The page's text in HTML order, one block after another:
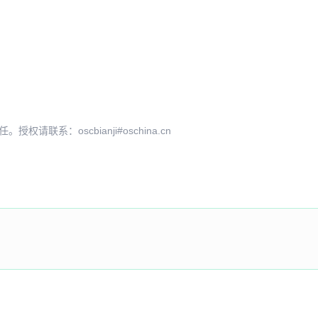
。授权请联系：oscbianji#oschina.cn